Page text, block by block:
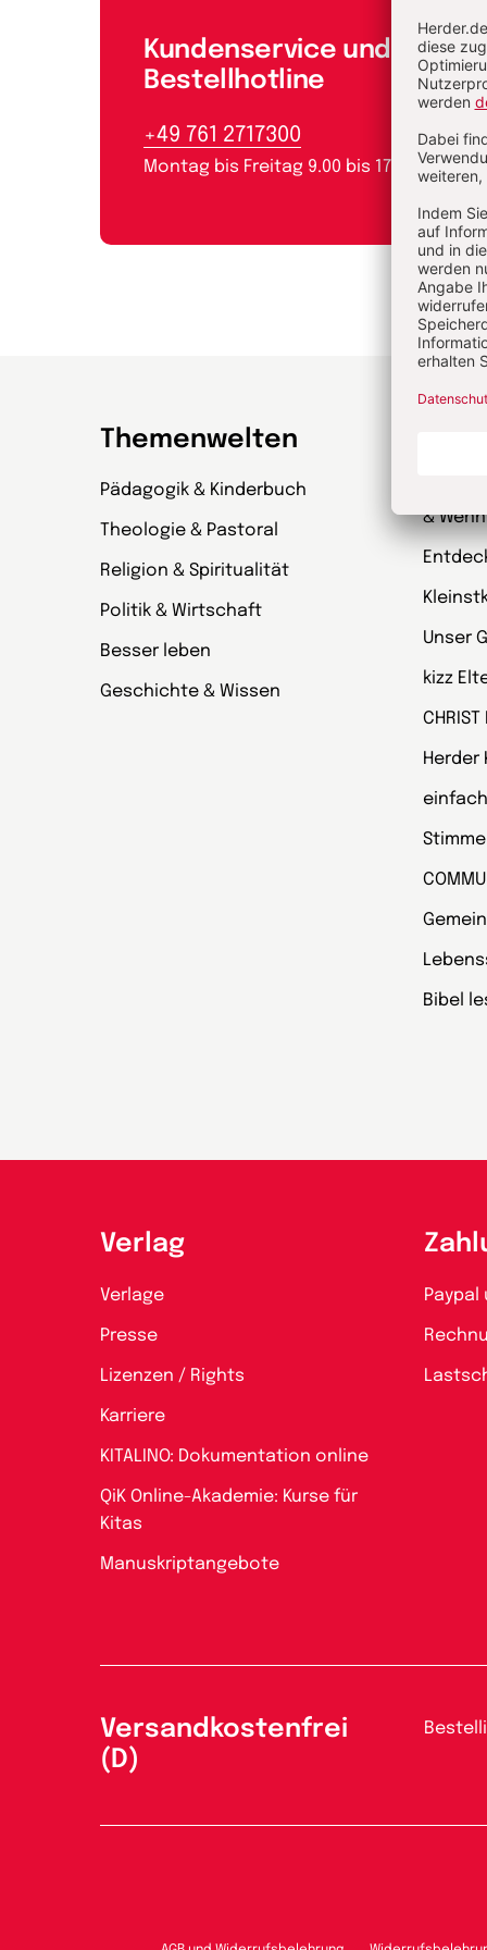
Kundenservice und
Bestellhotline
+49 761 2717300
Montag bis Freitag 9.00 bis 17.00 Uhr
Themenwelten
Pädagogik & Kinderbuch
Theologie & Pastoral
Religion & Spiritualität
Politik & Wirtschaft
Besser leben
Geschichte & Wissen
&
Unser
kizz
CHRIST
Herder
Bibel
Verlag
Verlage
Presse
Lizenzen / Rights
Karriere
KITALINO: Dokumentation online
QiK Online-Akademie: Kurse für
Kitas
Manuskriptangebote
Versandkostenfrei
(D)